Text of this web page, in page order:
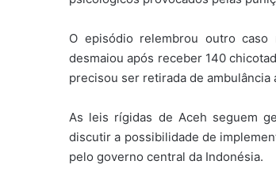
O episódio relembrou outro caso
desmaiou após receber 140
precisou ser retirada de ambulância
As leis rígidas de Aceh seguem
discutir a possibilidade de
pelo governo central da Indonésia.